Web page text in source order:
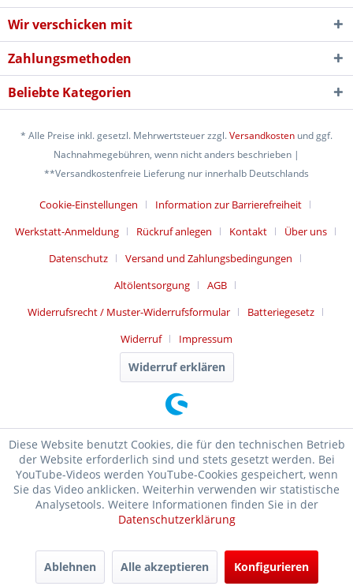
Wir verschicken mit
Zahlungsmethoden
Beliebte Kategorien
* Alle Preise inkl. gesetzl. Mehrwertsteuer zzgl.Versandkosten und ggf.
Nachnahmegebühren, wenn nicht anders beschrieben |
**Versandkostenfreie Lieferung nur innerhalb Deutschlands
Cookie-Einstellungen
Information zur Barrierefreiheit
Werkstatt-Anmeldung
Rückruf anlegen Kontakt
Über uns
Datenschutz
Versand und Zahlungsbedingungen
Altölentsorgung
AGB
Widerrufsrecht / Muster-Widerrufsformular
Batteriegesetz
Widerruf
Impressum
Widerruf erklären
Diese Website benutzt Cookies, die für den technischen Betrieb
der Website erforderlich sind und stets gesetzt werden. Bei
YouTube-Videos werden YouTube-Cookies gespeichert, wenn
Sie das Video anklicken. Weiterhin verwenden wir statistische
Analysetools. Weitere Informationen finden Sie in der
Datenschutzerklärung
Ablehnen Alle akzeptieren Konfigurieren
SEHR GUT (4.99 / 5)
aus17476
Bewertungen bei: ebay.de, shopvote.de ⓘ
Informationen zur Echtheit der Bewertungen